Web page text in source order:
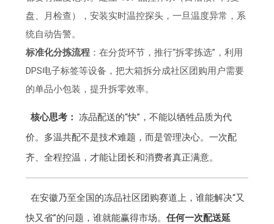
盘、月检查），安装实时温控探头，一旦温度异常，系
统自动告警。
标准化分拣流程 ：在分货环节，推行“拆零拣选”，利用
DPS电子标签等设备，把大箱拆分成社区团购用户需要
的单品小包装，提升拆零效率。
核心思考： 冻品配送的“快”，不能以牺牲品质为代
价。多温共配不是技术难题，而是管理决心。一次配
齐、全程控温，才能让团长和消费者真正满意。
在安徽乃至全国的冻品社区团购赛道上，谁能解决“又
快又省”的问题，谁就能赢得市场。任何一次配送延